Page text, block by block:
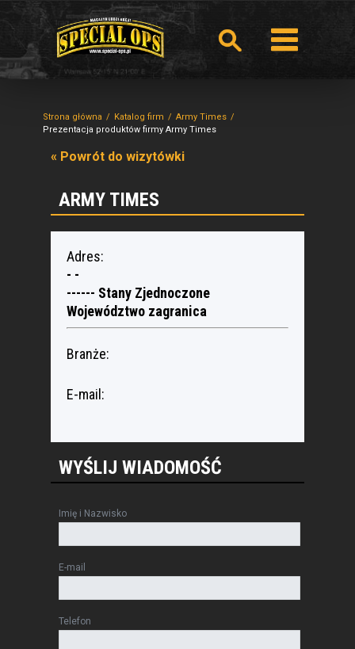
Strona główna Katalog firm
Army Times
Prezentacja produktów firmy Army Times
« Powrót do wizytówki
ARMY TIMES
Adres:
- -
------ Stany Zjednoczone
Województwo zagranica
Branże:
E-mail:
WYŚLIJ WIADOMOŚĆ
Imię i Nazwisko
E-mail
Telefon